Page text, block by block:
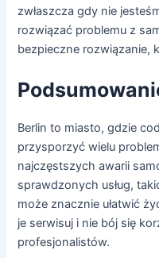
zwłaszcza gdy nie
rozwiązać problemu z
bezpieczne rozwiązanie,
Berlin to miasto, gdzie
przysporzyć wielu
najczęstszych awarii
sprawdzonych usług,
może znacznie ułatwić
je serwisuj i nie bój się
profesjonalistów.